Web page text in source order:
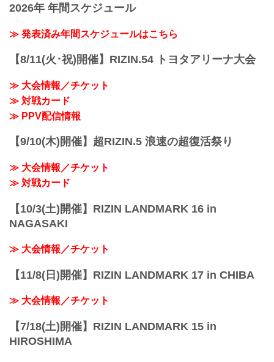
3R（50.0kg）
2R 3分35秒 TKO（レフェリーストップ：
≫ 試合結果詳細
第12試合／スペシャルワンマッチ 皇治
≫ 試合結果詳細
第11試合／スペシャルワンマッ...
2026年 年間スケジュール
≫ 発表済み年間スケジュールはこちら
【8/11(火･祝)開催】RIZIN.54 トヨタアリーナ大会
≫ 大会情報／チケット
≫ 対戦カード
≫ PPV配信情報
【9/10(木)開催】超RIZIN.5 浪速の超復活祭り
≫ 大会情報／チケット
≫ 対戦カード
【10/3(土)開催】RIZIN LANDMARK 16 in
NAGASAKI
≫ 大会情報／チケット
【11/8(日)開催】RIZIN LANDMARK 17 in CHIBA
≫ 大会情報／チケット
【7/18(土)開催】RIZIN LANDMARK 15 in
HIROSHIMA